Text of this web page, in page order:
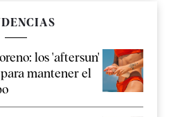
los 'aftersun'
mantener el